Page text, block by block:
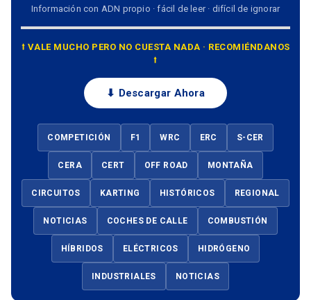
Información con ADN propio · fácil de leer · difícil de ignorar
⭡ VALE MUCHO PERO NO CUESTA NADA · RECOMIÉNDANOS
⭡
⬇ Descargar Ahora
COMPETICIÓN F1 WRC ERC S-CER
CERA CERT OFF ROAD MONTAÑA
CIRCUITOS KARTING HISTÓRICOS REGIONAL
NOTICIAS COCHES DE CALLE COMBUSTIÓN
HÍBRIDOS ELÉCTRICOS HIDRÓGENO
INDUSTRIALES NOTICIAS